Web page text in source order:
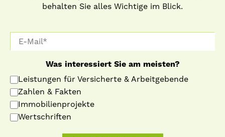
behalten Sie alles Wichtige im Blick.
Was interessiert Sie am meisten?
Leistungen für Versicherte & Arbeitgebende
Zahlen & Fakten
Immobilienprojekte
Wertschriften